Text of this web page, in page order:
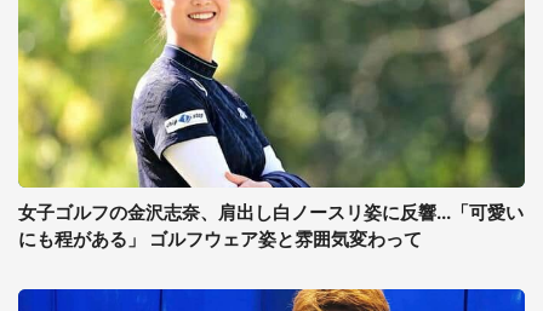
女子ゴルフの金沢志奈、肩出し白ノースリ姿に反響...「可愛い
にも程がある」 ゴルフウェア姿と雰囲気変わって